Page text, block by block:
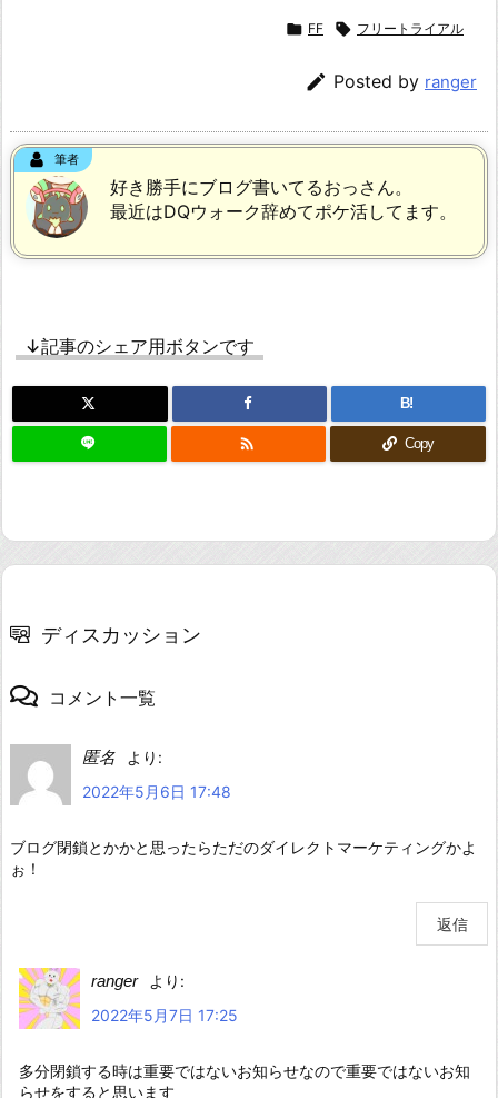
 FF  フリートライアル
 Posted by ranger
筆者
好き勝手にブログ書いてるおっさん。
最近はDQウォーク辞めてポケ活してます。
↓記事のシェア用ボタンです
B!
 Copy
ディスカッション
コメント一覧
匿名
より:
2022年5月6日 17:48
ブログ閉鎖とかかと思ったらただのダイレクトマーケティングかよ
ぉ！
返信
ranger
より:
2022年5月7日 17:25
多分閉鎖する時は重要ではないお知らせなので重要ではないお知
らせをすると思います